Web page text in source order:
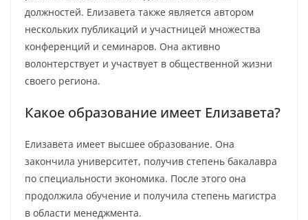
должностей. Елизавета также является автором
нескольких публикаций и участницей множества
конференций и семинаров. Она активно
волонтерствует и участвует в общественной жизни
своего региона.
Какое образование имеет Елизавета?
Елизавета имеет высшее образование. Она
закончила университет, получив степень бакалавра
по специальности экономика. После этого она
продолжила обучение и получила степень магистра
в области менеджмента.